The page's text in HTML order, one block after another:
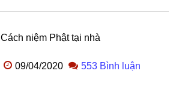
Cách niệm Phật tại nhà
09/04/2020 553 Bình luận